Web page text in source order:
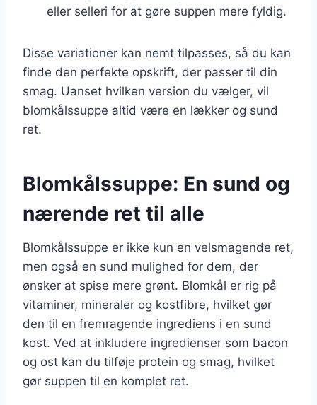
eller selleri for at gøre suppen mere fyldig.
Disse variationer kan nemt tilpasses, så du kan
finde den perfekte opskrift, der passer til din
smag. Uanset hvilken version du vælger, vil
blomkålssuppe altid være en lækker og sund
ret.
Blomkålssuppe: En sund og
nærende ret til alle
Blomkålssuppe er ikke kun en velsmagende ret,
men også en sund mulighed for dem, der
ønsker at spise mere grønt. Blomkål er rig på
vitaminer, mineraler og kostfibre, hvilket gør
den til en fremragende ingrediens i en sund
kost. Ved at inkludere ingredienser som bacon
og ost kan du tilføje protein og smag, hvilket
gør suppen til en komplet ret.